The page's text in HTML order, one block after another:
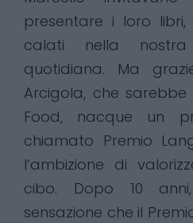
presentare i loro
calati nella
quotidiana. Ma
Arcigola, che
Food, nacque un
chiamato Premio
l’ambizione di
cibo. Dopo 10
sensazione che il